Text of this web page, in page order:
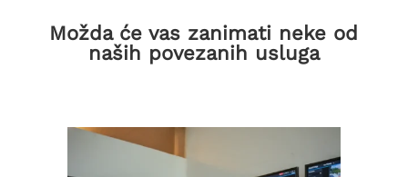
Možda će vas zanimati neke od
naših povezanih usluga